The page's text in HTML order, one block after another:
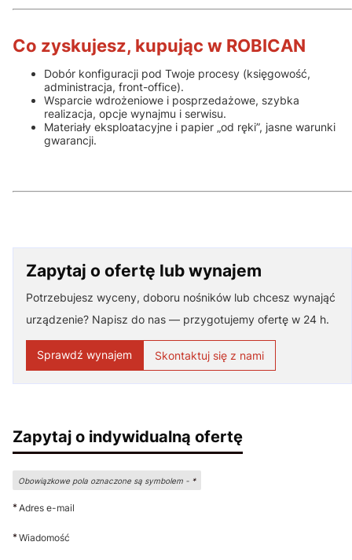
Co zyskujesz, kupując w ROBICAN
Dobór konfiguracji pod Twoje procesy (księgowość,
administracja, front-office).
Wsparcie wdrożeniowe i posprzedażowe, szybka
realizacja, opcje wynajmu i serwisu.
Materiały eksploatacyjne i papier „od ręki”, jasne warunki
gwarancji.
Zapytaj o ofertę lub wynajem
Potrzebujesz wyceny, doboru nośników lub chcesz wynająć
urządzenie? Napisz do nas — przygotujemy ofertę w 24 h.
Sprawdź wynajem Skontaktuj się z nami
Zapytaj o indywidualną ofertę
Obowiązkowe pola oznaczone są symbolem - *
*Adres e-mail
*Wiadomość